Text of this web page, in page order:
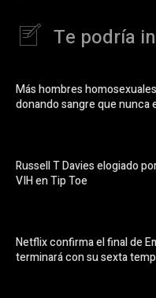
Te podría
Más hombres
donando sangre que nunca
Russell T Davies elogiado
VIH en Tip Toe
Netflix confirma el final de
terminará con su sexta